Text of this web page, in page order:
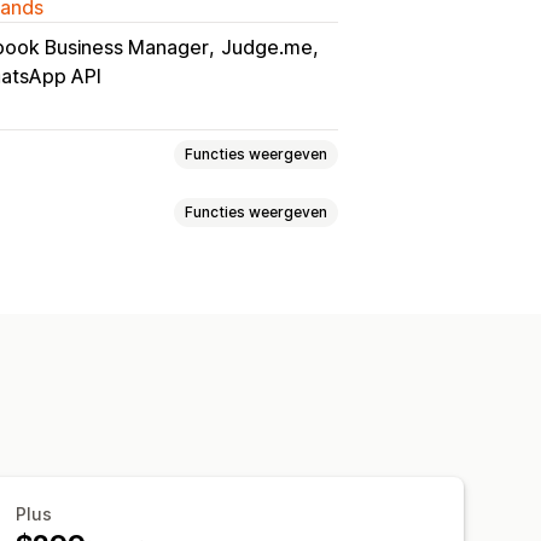
Business Manager Judge.me
API
Functies weergeven
Functies weergeven
volgen
Plus